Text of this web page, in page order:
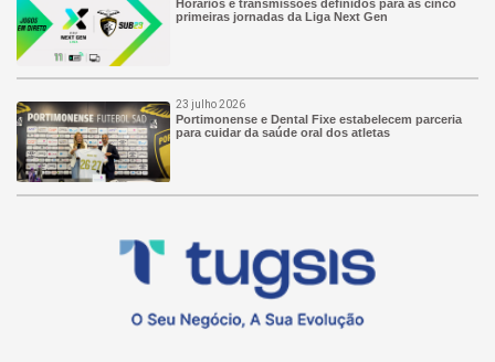
Horários e transmissões definidos para as cinco
primeiras jornadas da Liga Next Gen
23 julho 2026
Portimonense e Dental Fixe estabelecem parceria
para cuidar da saúde oral dos atletas